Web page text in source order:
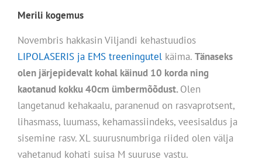
Merili kogemus
Novembris hakkasin Viljandi kehastuudios
LIPOLASERIS ja EMS treeningutel käima. Tänaseks
olen järjepidevalt kohal käinud 10 korda ning
kaotanud kokku 40cm ümbermõõdust.Olen
langetanud kehakaalu, paranenud on rasvaprotsent,
lihasmass, luumass, kehamassiindeks, veesisaldus ja
sisemine rasv. XL suurusnumbriga riided olen välja
vahetanud kohati suisa M suuruse vastu.